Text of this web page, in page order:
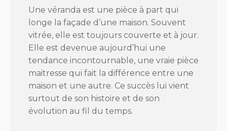
Une véranda est une pièce à part qui
longe la façade d’une maison. Souvent
vitrée, elle est toujours couverte et à jour.
Elle est devenue aujourd’hui une
tendance incontournable, une vraie pièce
maitresse qui fait la différence entre une
maison et une autre. Ce succès lui vient
surtout de son histoire et de son
évolution au fil du temps.